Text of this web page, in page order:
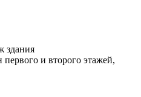
здания
и второго этажей,